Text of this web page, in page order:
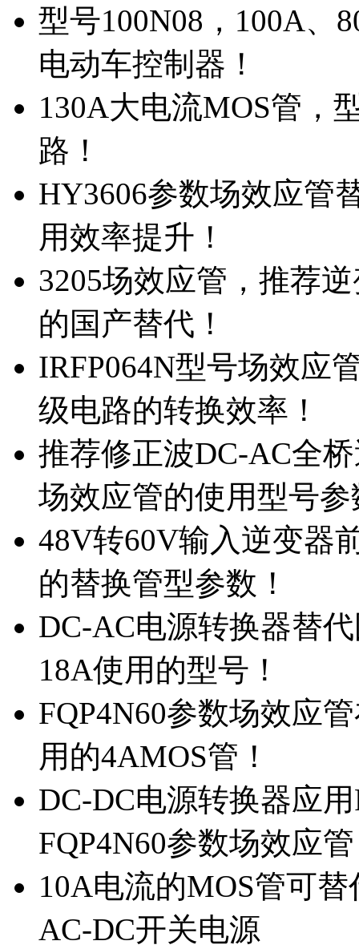
型号100N08，100A、
电动车控制器！
130A大电流MOS管，
路！
HY3606参数场效应管
用效率提升！
3205场效应管，推荐
的国产替代！
IRFP064N型号场效应
级电路的转换效率！
推荐修正波DC-AC全
场效应管的使用型号参
48V转60V输入逆变器
的替换管型参数！
DC-AC电源转换器替
18A使用的型号！
FQP4N60参数场效应
用的4AMOS管！
DC-DC电源转换器应
FQP4N60参数场效应
10A电流的MOS管可
AC-DC开关电源